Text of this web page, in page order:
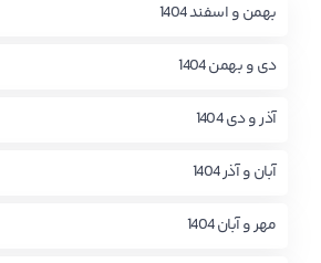
بهمن و اسفند 1404
دی و بهمن 1404
آذر و دی 1404
آبان و آذر 1404
مهر و آبان 1404